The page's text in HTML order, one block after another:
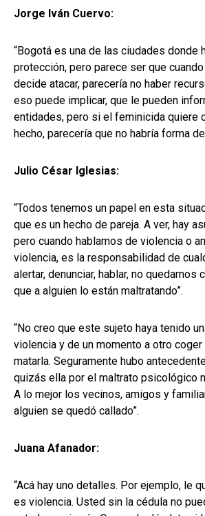
Jorge Iván Cuervo:
“Bogotá es una de las ciudades donde
protección, pero parece ser que
decide atacar, parecería no haber
eso puede implicar, que le pueden
entidades, pero si el feminicida quiere
hecho, parecería que no habría forma
Julio César Iglesias:
“Todos tenemos un papel en esta
que es un hecho de pareja. A ver, hay
pero cuando hablamos de violencia o
violencia, es la responsabilidad de
alertar, denunciar, hablar, no quedarnos
que a alguien lo están maltratando”.
“No creo que este sujeto haya tenido
violencia y de un momento a otro coger
matarla. Seguramente hubo
quizás ella por el maltrato psicológico
A lo mejor los vecinos, amigos y
alguien se quedó callado”.
Juana Afanador:
“Acá hay uno detalles. Por ejemplo, le
es violencia. Usted sin la cédula no